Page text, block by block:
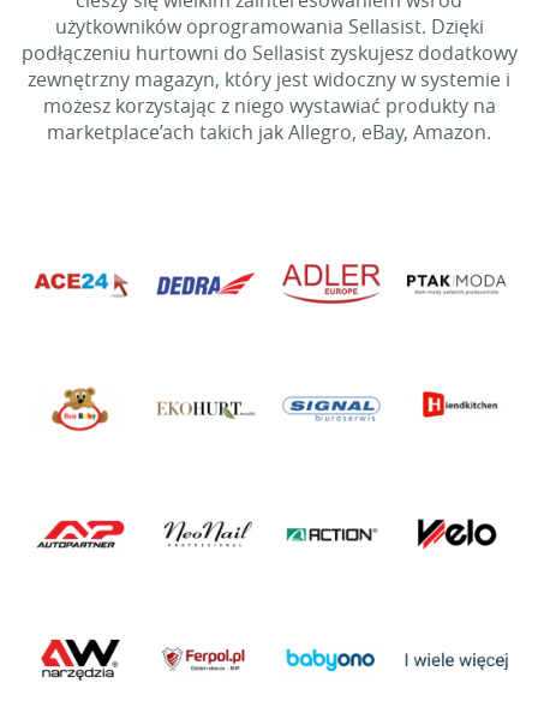
użytkowników oprogramowania Sellasist. Dzięki
podłączeniu hurtowni do Sellasist zyskujesz dodatkowy
zewnętrzny magazyn, który jest widoczny w systemie i
możesz korzystając z niego wystawiać produkty na
marketplace’ach takich jak Allegro, eBay, Amazon.